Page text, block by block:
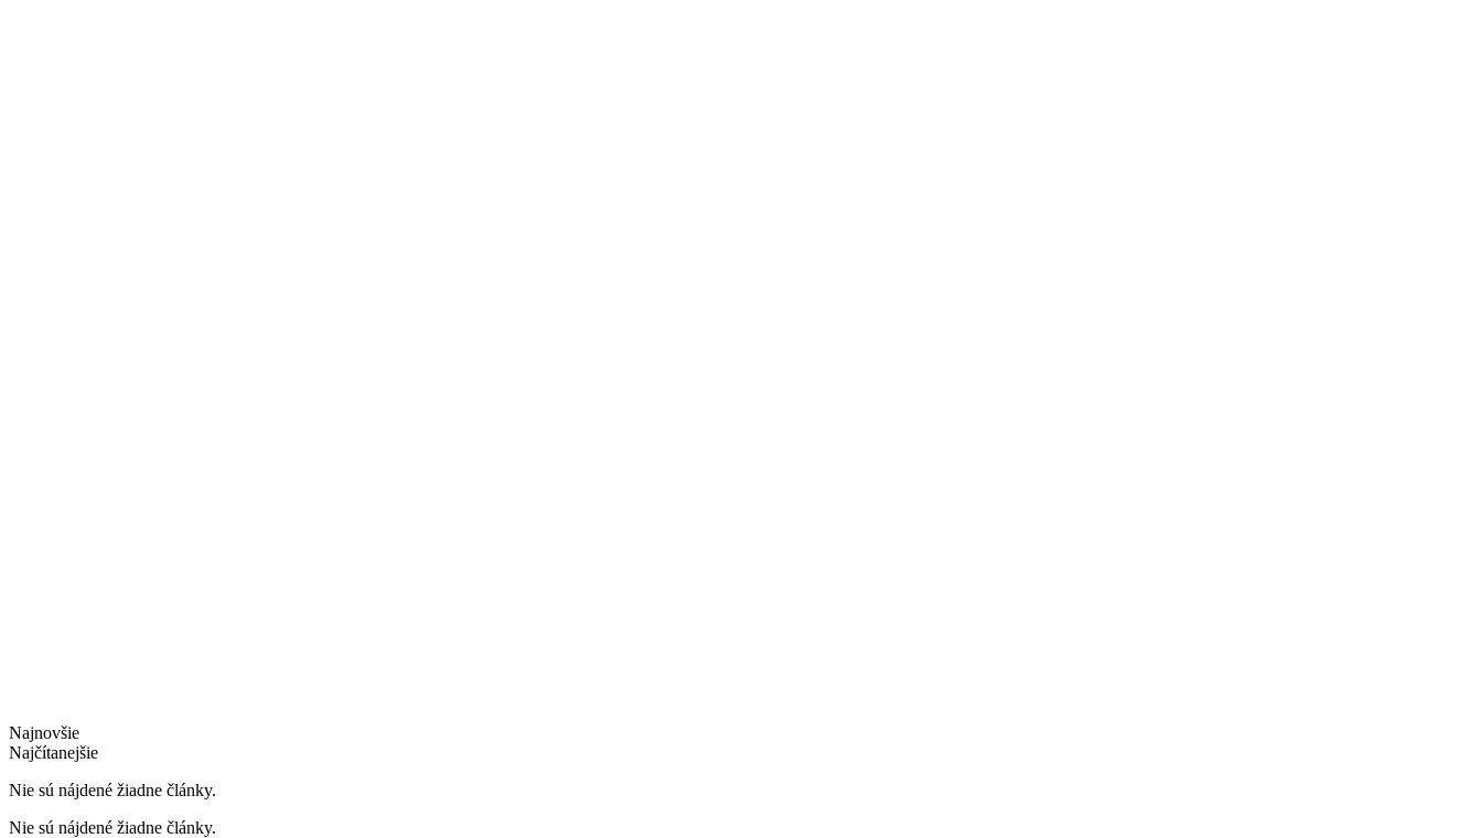
Najnovšie
Najčítanejšie
Nie sú nájdené žiadne články.
Nie sú nájdené žiadne články.